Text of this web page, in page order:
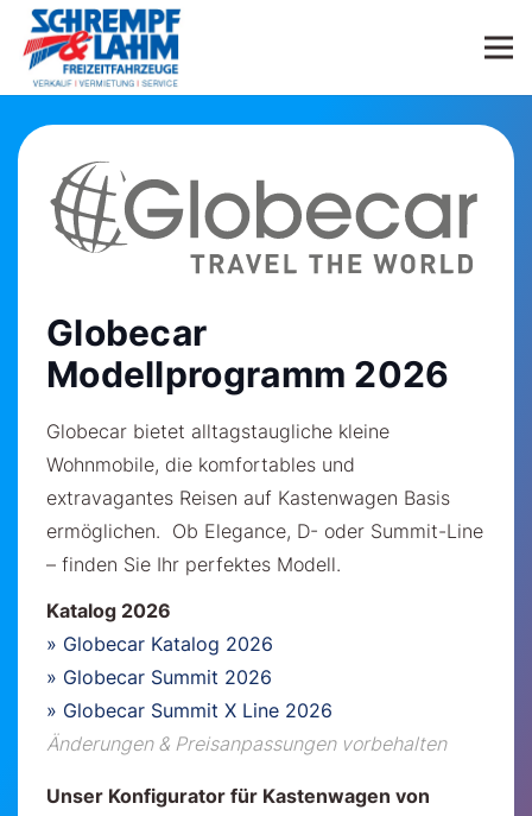
Globecar
Modellprogramm 2026
Globecar bietet alltagstaugliche kleine
Wohnmobile, die komfortables und
extravagantes Reisen auf Kastenwagen Basis
ermöglichen. Ob Elegance, D- oder Summit-Line
– finden Sie Ihr perfektes Modell.
Katalog 2026
» Globecar Katalog 2026
» Globecar Summit 2026
» Globecar Summit X Line 2026
Änderungen & Preisanpassungen vorbehalten
Unser Konfigurator für Kastenwagen von